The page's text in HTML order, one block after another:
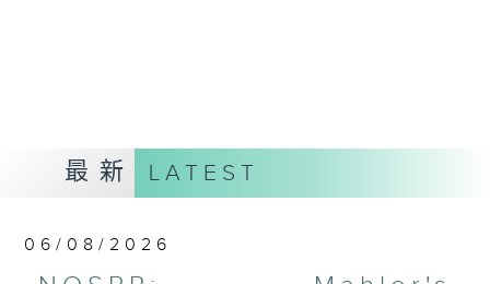
最新 LATEST
06/08/2026